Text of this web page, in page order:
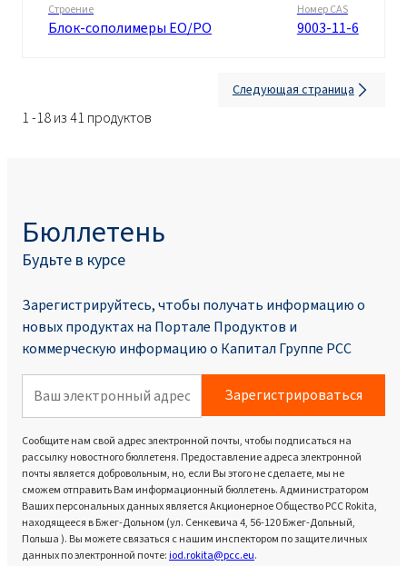
Строение
Блок-сополимеры EO/PO
Номер CAS
9003-11-6
1 -18 из 41 продуктов
Следующая страница
Бюллетень
Будьте в курсе
Зарегистрируйтесь, чтобы получать информацию о
новых продуктах на Портале Продуктoв и
коммерческую информацию о Капитал Группе PCC
Зарегистрироваться
Сообщите нам свой адрес электронной почты, чтобы подписаться на
рассылку новостного бюллетеня. Предоставление адреса электронной
почты является добровольным, но, если Вы этого не сделаете, мы не
сможем отправить Вам информационный бюллетень. Администратором
Ваших персональных данных является Акционерное Общество PCC Rokita,
находящееся в Бжег-Дольном (ул. Сенкевича 4, 56-120 Бжег-Дольный,
Польша ). Вы можете связаться с нашим инспектором по защите личных
данных по электронной почте:iod.rokita@pcc.eu.